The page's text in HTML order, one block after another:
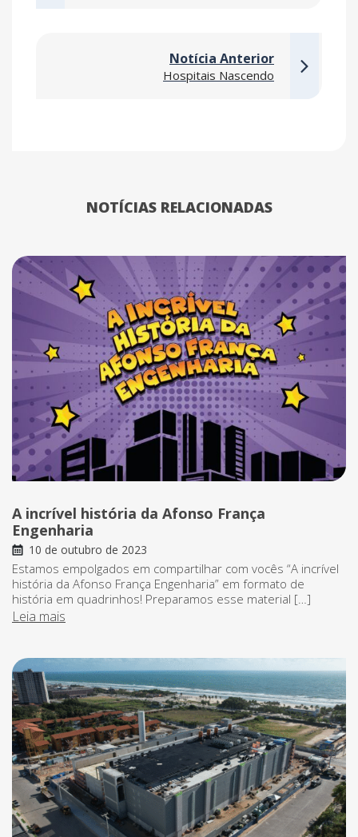
Notícia Anterior
Hospitais Nascendo
NOTÍCIAS RELACIONADAS
A incrível história da Afonso França
Engenharia
10 de outubro de 2023
Estamos empolgados em compartilhar com vocês “A incrível
história da Afonso França Engenharia” em formato de
história em quadrinhos! Preparamos esse material […]
Leia mais